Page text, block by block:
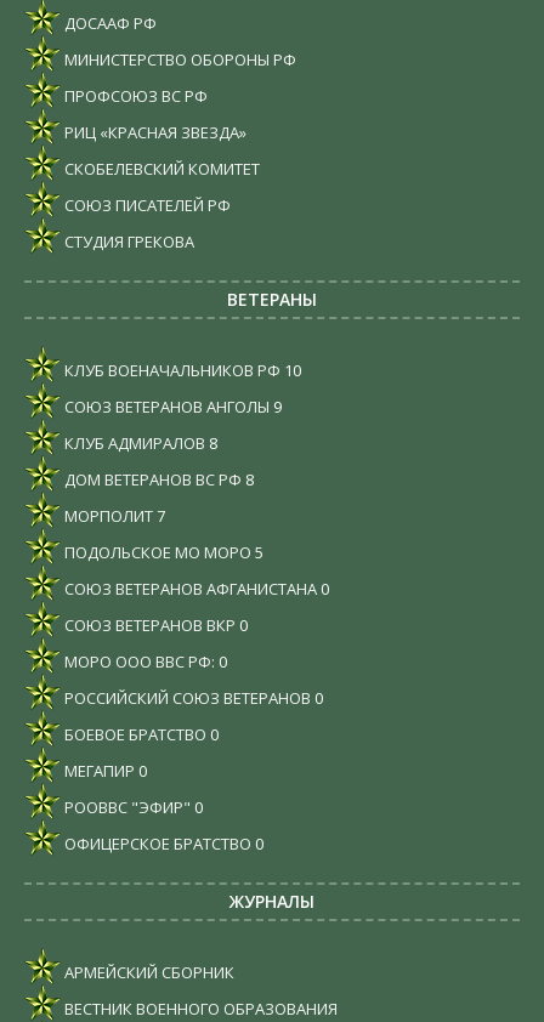
ДОСААФ РФ
МИНИСТЕРСТВО ОБОРОНЫ РФ
ПРОФСОЮЗ ВС РФ
РИЦ «КРАСНАЯ ЗВЕЗДА»
СКОБЕЛЕВСКИЙ КОМИТЕТ
СОЮЗ ПИСАТЕЛЕЙ РФ
СТУДИЯ ГРЕКОВА
ВЕТЕРАНЫ
КЛУБ ВОЕНАЧАЛЬНИКОВ РФ 10
СОЮЗ ВЕТЕРАНОВ АНГОЛЫ 9
КЛУБ АДМИРАЛОВ 8
ДОМ ВЕТЕРАНОВ ВС РФ 8
МОРПОЛИТ7
ПОДОЛЬСКОЕ МО МОРО 5
СОЮЗ ВЕТЕРАНОВ АФГАНИСТАНА 0
СОЮЗ ВЕТЕРАНОВ ВКР 0
МОРО ООО ВВС РФ: 0
РОССИЙСКИЙ СОЮЗ ВЕТЕРАНОВ 0
БОЕВОЕ БРАТСТВО 0
МЕГАПИР 0
РООВВС "ЭФИР" 0
ОФИЦЕРСКОЕ БРАТСТВО 0
ЖУРНАЛЫ
АРМЕЙСКИЙ СБОРНИК
ВЕСТНИК ВОЕННОГО ОБРАЗОВАНИЯ